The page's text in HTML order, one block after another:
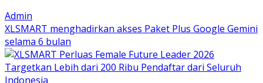
Admin
XLSMART menghadirkan akses Paket Plus Google Gemini
selama 6 bulan